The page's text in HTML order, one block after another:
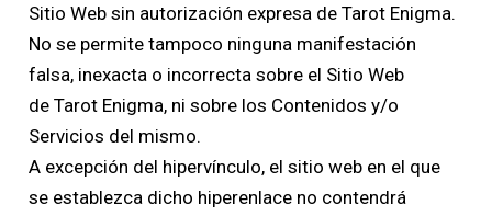
Sitio Web sin autorización expresa de Tarot Enigma.
No se permite tampoco ninguna manifestación
falsa, inexacta o incorrecta sobre el Sitio Web
de Tarot Enigma, ni sobre los Contenidos y/o
Servicios del mismo.
A excepción del hipervínculo, el sitio web en el que
se establezca dicho hiperenlace no contendrá